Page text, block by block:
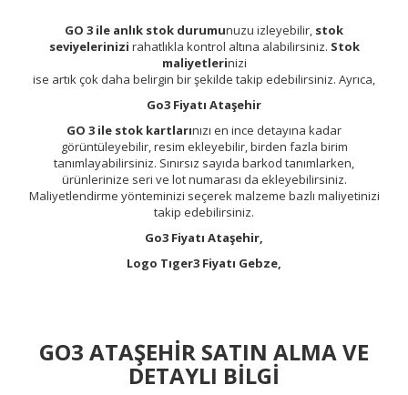
GO 3 ile anlık stok durumunuzu izleyebilir, stok
seviyelerinizi rahatlıkla kontrol altına alabilirsiniz. Stok
maliyetlerinizi
ise artık çok daha belirgin bir şekilde takip edebilirsiniz. Ayrıca,
Go3 Fiyatı Ataşehir
GO 3 ile stok kartlarınızı en ince detayına kadar
görüntüleyebilir, resim ekleyebilir, birden fazla birim
tanımlayabilirsiniz. Sınırsız sayıda barkod tanımlarken,
ürünlerinize seri ve lot numarası da ekleyebilirsiniz.
Maliyetlendirme yönteminizi seçerek malzeme bazlı maliyetinizi
takip edebilirsiniz.
Go3 Fiyatı Ataşehir,
Logo Tıger3 Fiyatı Gebze,
GO3 ATAŞEHİR SATIN ALMA VE
DETAYLI BİLGİ